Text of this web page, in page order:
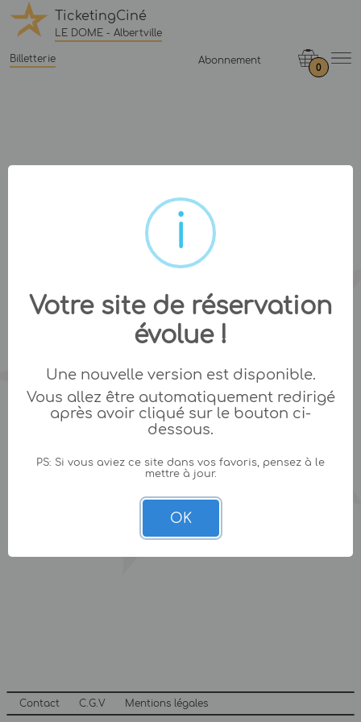
TicketingCiné
LE DOME - Albertville
Billetterie Abonnement
0
Contact C.G.V Mentions légales
Votre site de réservation
évolue !
Une nouvelle version est disponible.
Vous allez être automatiquement redirigé
après avoir cliqué sur le bouton ci-
dessous.
PS: Si vous aviez ce site dans vos favoris, pensez à le
mettre à jour.
OK